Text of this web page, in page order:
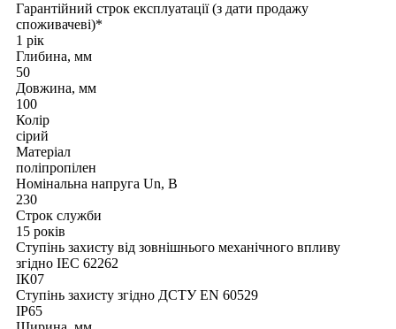
Гарантійний строк експлуатації (з дати продажу
споживачеві)*
1 рік
Глибина, мм
50
Довжина, мм
100
Колір
сірий
Матеріал
поліпропілен
Номінальна напруга Un, В
230
Строк служби
15 років
Ступінь захисту від зовнішнього механічного впливу
згідно IEC 62262
ІК07
Ступінь захисту згідно ДСТУ EN 60529
IP65